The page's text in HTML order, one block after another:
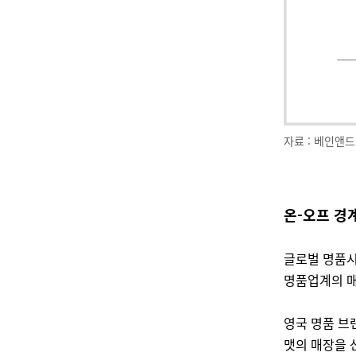
자료 : 베인앤
온-오프 경
글로벌 명품
명품업계의
영국 명품
맷의 매장을